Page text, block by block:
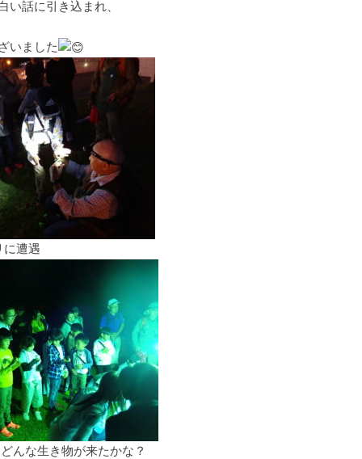
話に引き込まれ、
いました
遇
き物が来たかな？